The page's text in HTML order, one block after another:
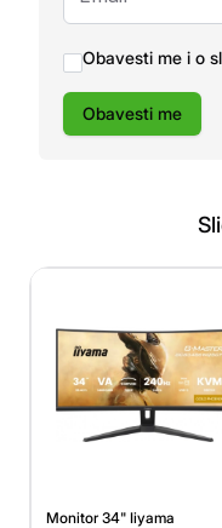
Obavesti me i o
Obavesti me
Monitor 34" Iiyama